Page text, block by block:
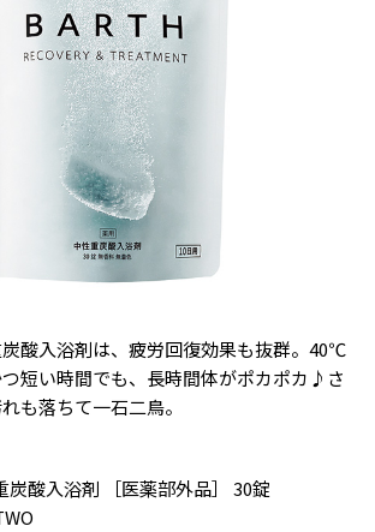
酸入浴剤は、疲労回復効果も抜群。40℃
短い時間でも、長時間体がポカポカ♪さ
も落ちて一石二鳥。
炭酸入浴剤 ［医薬部外品］ 30錠